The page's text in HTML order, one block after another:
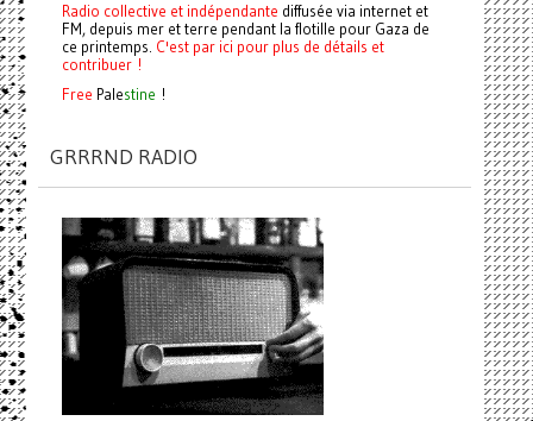
Radio collective et indépendante diffusée via internet et
FM, depuis mer et terre pendant la flotille pour Gaza de
ce printemps. C'est par ici pour plus de détails et
contribuer !
Free Palestine !
GRRRND RADIO